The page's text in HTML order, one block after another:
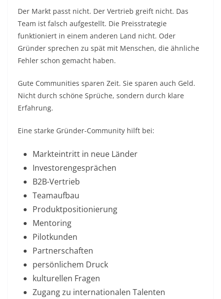
Der Markt passt nicht. Der Vertrieb greift nicht. Das
Team ist falsch aufgestellt. Die Preisstrategie
funktioniert in einem anderen Land nicht. Oder
Gründer sprechen zu spät mit Menschen, die ähnliche
Fehler schon gemacht haben.
Gute Communities sparen Zeit. Sie sparen auch Geld.
Nicht durch schöne Sprüche, sondern durch klare
Erfahrung.
Eine starke Gründer-Community hilft bei:
Markteintritt in neue Länder
Investorengesprächen
B2B-Vertrieb
Teamaufbau
Produktpositionierung
Mentoring
Pilotkunden
Partnerschaften
persönlichem Druck
kulturellen Fragen
Zugang zu internationalen Talenten